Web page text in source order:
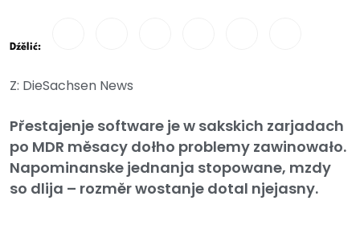
Dźělić:
Z: DieSachsen News
Přestajenje software je w sakskich zarjadach
po MDR měsacy dołho problemy zawinowało.
Napominanske jednanja stopowane, mzdy
so dlija – rozměr wostanje dotal njejasny.